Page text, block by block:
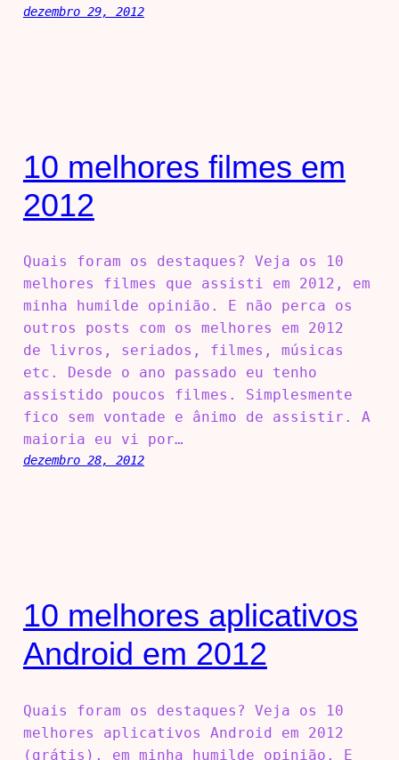
dezembro 29, 2012
10 melhores filmes em
2012
Quais foram os destaques? Veja os 10
melhores filmes que assisti em 2012, em
minha humilde opinião. E não perca os
outros posts com os melhores em 2012
de livros, seriados, filmes, músicas
etc. Desde o ano passado eu tenho
assistido poucos filmes. Simplesmente
fico sem vontade e ânimo de assistir. A
maioria eu vi por…
dezembro 28, 2012
10 melhores aplicativos
Android em 2012
Quais foram os destaques? Veja os 10
melhores aplicativos Android em 2012
(grátis), em minha humilde opinião. E